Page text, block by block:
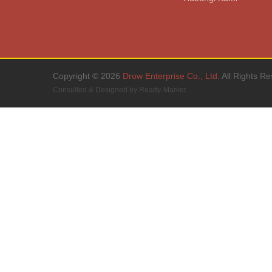
Copyright © 2026 Drow Enterprise Co., Ltd. All Rights
Consulted & Designed by Ready-Market.